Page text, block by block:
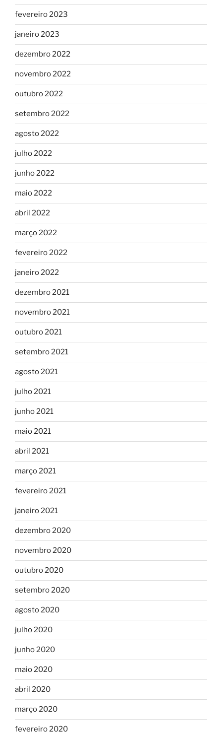
fevereiro 2023
janeiro 2023
dezembro 2022
novembro 2022
outubro 2022
setembro 2022
agosto 2022
julho 2022
junho 2022
maio 2022
abril 2022
março 2022
fevereiro 2022
janeiro 2022
dezembro 2021
novembro 2021
outubro 2021
setembro 2021
agosto 2021
julho 2021
junho 2021
maio 2021
abril 2021
março 2021
fevereiro 2021
janeiro 2021
dezembro 2020
novembro 2020
outubro 2020
setembro 2020
agosto 2020
julho 2020
junho 2020
maio 2020
abril 2020
março 2020
fevereiro 2020